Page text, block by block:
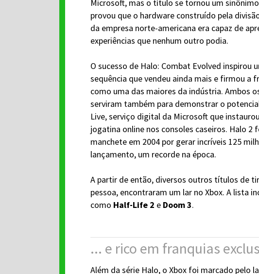
Microsoft, mas o título se tornou um
provou que o hardware construído pela
da empresa norte-americana era capaz de
experiências que nenhum outro podia.
O sucesso de Halo: Combat Evolved inspirou
sequência que vendeu ainda mais e firmou a
como uma das maiores da indústria. Ambos
serviram também para demonstrar o
Live, serviço digital da Microsoft que
jogatina online nos consoles caseiros. Halo 2
manchete em 2004 por gerar incríveis 125
lançamento, um recorde na época.
A partir de então, diversos outros títulos de
pessoa, encontraram um lar no Xbox. A lista
como Half-Life 2 e Doom 3.
... e rico em franquias
Além da série Halo, o Xbox foi marcado pelo